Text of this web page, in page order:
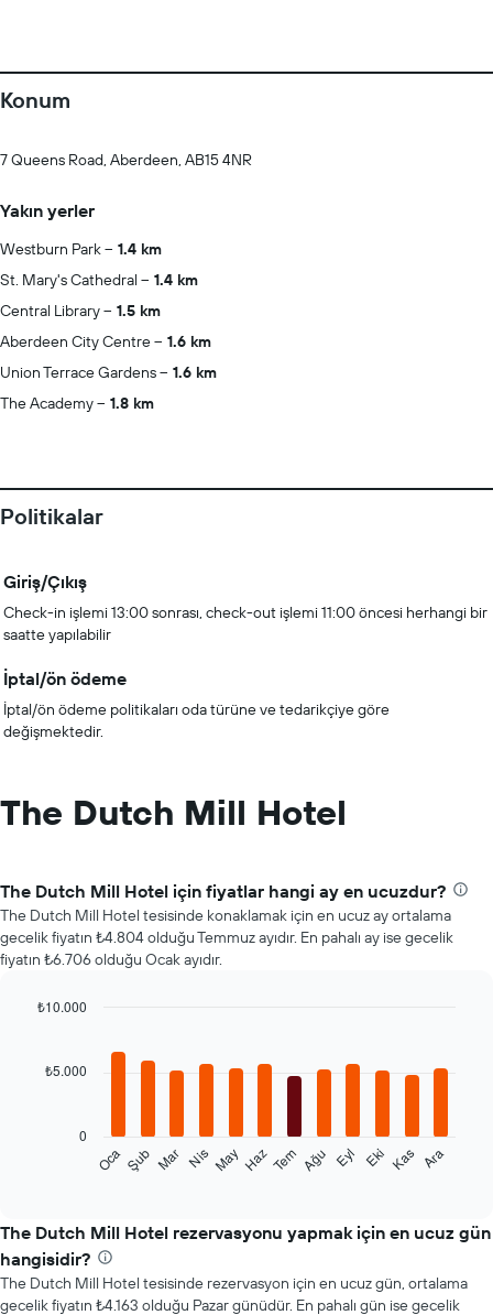
Konum
7 Queens Road, Aberdeen, AB15 4NR
Yakın yerler
Westburn Park
1.4 km
St. Mary's Cathedral
1.4 km
Central Library
1.5 km
Aberdeen City Centre
1.6 km
Union Terrace Gardens
1.6 km
The Academy
1.8 km
Politikalar
Giriş/Çıkış
Check-in işlemi 13:00 sonrası, check-out işlemi 11:00 öncesi herhangi bir
saatte yapılabilir
İptal/ön ödeme
İptal/ön ödeme politikaları oda türüne ve tedarikçiye göre
değişmektedir.
The Dutch Mill Hotel
The Dutch Mill Hotel için fiyatlar hangi ay en ucuzdur?
The Dutch Mill Hotel tesisinde konaklamak için en ucuz ay ortalama
gecelik fiyatın ₺4.804 olduğu Temmuz ayıdır. En pahalı ay ise gecelik
fiyatın ₺6.706 olduğu Ocak ayıdır.
with
Aşağıdaki
için
ortalama
oda
fiyatını
Oca Şub Mar Nis MayHazTem Ağu Eyl Eki Kas Ara
0
₺5.000
₺10.000
The Dutch Mill Hotel rezervasyonu yapmak için en ucuz gün
hangisidir?
The Dutch Mill Hotel tesisinde rezervasyon için en ucuz gün, ortalama
gecelik fiyatın ₺4.163 olduğu Pazar günüdür. En pahalı gün ise gecelik